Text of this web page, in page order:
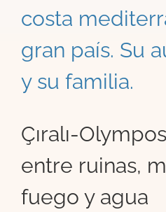
costa
gran país. Su
y su familia.
Çıralı-
entre ruinas,
fuego y agua